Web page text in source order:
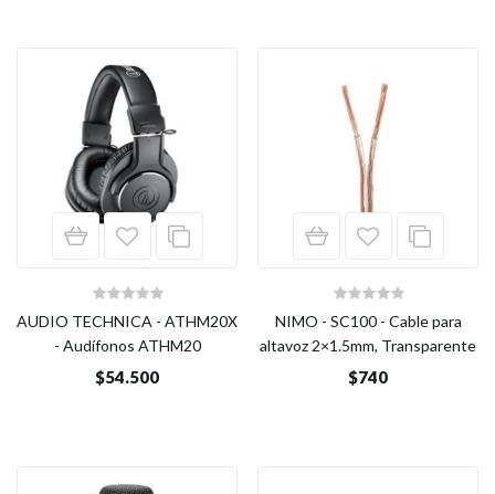
AUDIO TECHNICA - ATHM20X
- Audífonos ATHM20
$54.500
NIMO - SC100 - Cable para
altavoz 2×1.5mm, Transparente
$740